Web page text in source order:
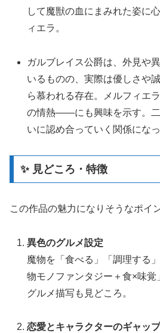
して魔獣の血にまみれた姿に
ィエラ。
ガルブレイス公爵は、外見や
いるものの、実際は優しさや
ら慕われる存在。メルフィ
の情熱――にも興味を示す。
いに認め合っていく関係になっ
✨ 見どころ・特徴
この作品の魅力になりそうなポイ
異色のグルメ設定
魔物を「食べる」「調理する
物モノファンタジー＋食×味覚
グルメ描写も見どころ。
恋愛とキャラクターのギャッ